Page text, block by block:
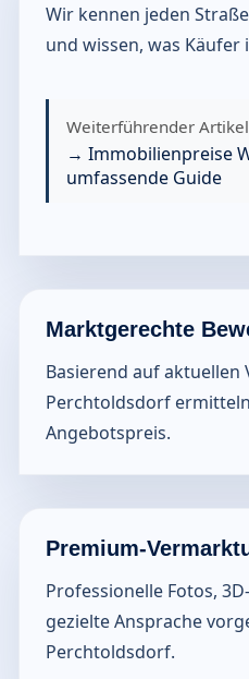
Wir kennen jeden
und wissen, was Käufer
Weiterführender
→ Immobilienpreise
umfassende Guide
Marktgerechte
Basierend auf aktuellen
Perchtoldsdorf
Angebotspreis.
Premium-
Professionelle Fotos,
gezielte Ansprache
Perchtoldsdorf.